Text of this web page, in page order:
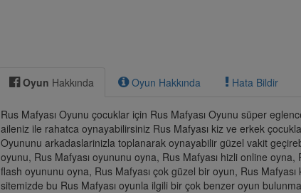
Oyun Hakkında Oyun Hakkında Hata Bildir
Rus Mafyası Oyunu çocuklar için Rus Mafyası Oyunu süper
aileniz ile rahatca oynayabilirsiniz Rus Mafyası kiz ve erkek
Oyununu arkadaslarinizla toplanarak oynayabilir güzel vakit
oyunu, Rus Mafyası oyununu oyna, Rus Mafyası hizli online oyna,
flash oyununu oyna, Rus Mafyası çok güzel bir oyun, Rus
sitemizde bu Rus Mafyası oyunla ilgili bir çok benzer oyun